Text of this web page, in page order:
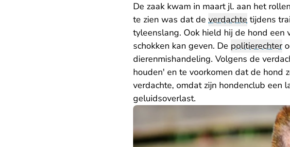
De zaak kwam in maart jl. aan het
te zien was dat de verdachte tijdens
tyleenslang. Ook hield hij de hond
schokken kan geven. De politierechter
dierenmishandeling. Volgens de
houden' en te voorkomen dat de hond
verdachte, omdat zijn hondenclub een
geluidsoverlast.